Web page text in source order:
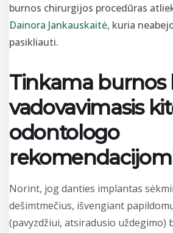
burnos chirurgijos procedūras
Dainora Jankauskaitė, kuria
pasikliauti.
Tinkama burnos
vadovavimasis
odontologo
Norint, jog danties implantas
dešimtmečius, išvengiant
(pavyzdžiui, atsiradusio uždegimo)